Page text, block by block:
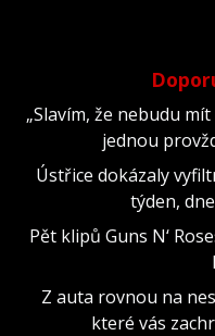
„Slavím, že nebudu
jednou
Ústřice dokázaly
týden,
Pět klipů Guns N‘
Z auta rovnou na
které vás